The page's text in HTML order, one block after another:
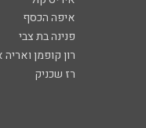
איפה הכסף
פנינה בת צבי
רון קופמן
רז שכניק